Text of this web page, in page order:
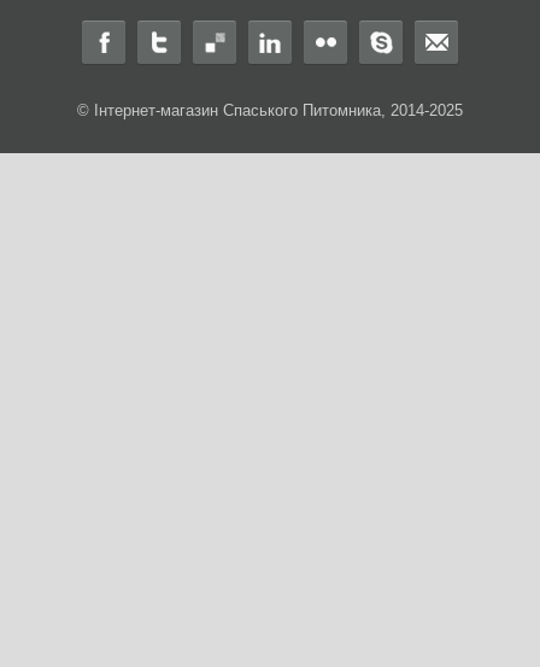
© Інтернет-магазин Спаського Питомника, 2014-2025